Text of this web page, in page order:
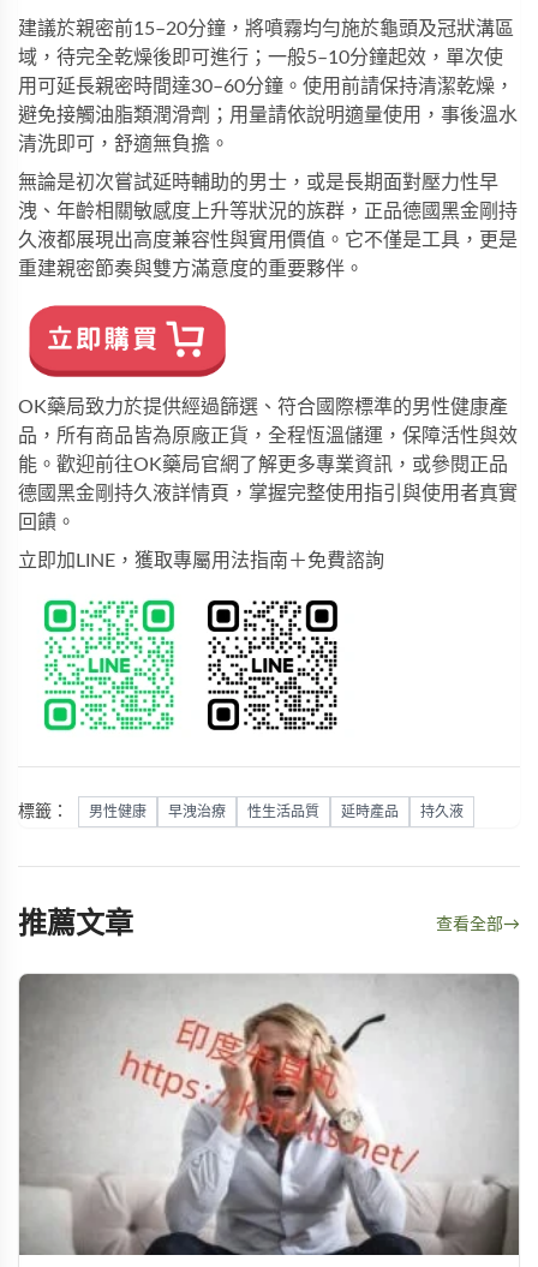
建議於親密前15–20分鐘，將噴霧均勻施於龜頭及冠狀溝區
域，待完全乾燥後即可進行；一般5–10分鐘起效，單次使
用可延長親密時間達30–60分鐘。使用前請保持清潔乾燥，
避免接觸油脂類潤滑劑；用量請依說明適量使用，事後溫水
清洗即可，舒適無負擔。
無論是初次嘗試延時輔助的男士，或是長期面對壓力性早
洩、年齡相關敏感度上升等狀況的族群， 正品德國黑金剛持
久液都展現出高度兼容性與實用價值。它不僅是工具，更是
重建親密節奏與雙方滿意度的重要夥伴。
OK藥局致力於提供經過篩選、符合國際標準的男性健康產
品，所有商品皆為原廠正貨，全程恆溫儲運，保障活性與效
能。歡迎前往OK藥局官網 了解更多專業資訊，或參閱 正品
德國黑金剛持久液詳情頁 ，掌握完整使用指引與使用者真實
回饋。
立即加LINE，獲取專屬用法指南＋免費諮詢
標籤： 男性健康 早洩治療 性生活品質 延時產品 持久液
推薦文章 查看全部→